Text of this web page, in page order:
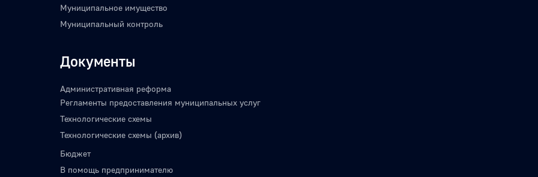
Муниципальное имущество
Муниципальный контроль
Документы
Административная реформа
Регламенты предоставления муниципальных услуг
Технологические схемы
Технологические схемы (архив)
Бюджет
В помощь предпринимателю